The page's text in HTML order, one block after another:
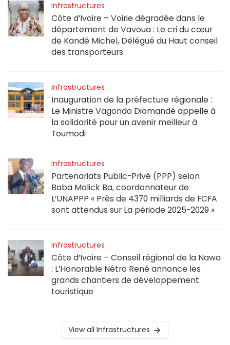
Infrastructures
Côte d’Ivoire – Voirie dégradée dans le
département de Vavoua : Le cri du cœur
de Kandé Michel, Délégué du Haut conseil
des transporteurs
Infrastructures
Inauguration de la préfecture régionale :
Le Ministre Vagondo Diomandé appelle à
la solidarité pour un avenir meilleur à
Toumodi
Infrastructures
Partenariats Public-Privé (PPP) selon
Baba Malick Ba, coordonnateur de
L’UNAPPP « Près de 4370 milliards de FCFA
sont attendus sur La période 2025-2029 »
Infrastructures
Côte d’Ivoire – Conseil régional de la Nawa
: L’Honorable Nétro René annonce les
grands chantiers de développement
touristique
View all Infrastructures